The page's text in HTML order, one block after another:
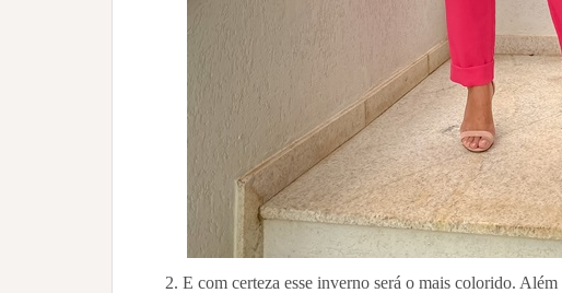
2. E com certeza esse inverno será o mais colorido. Além